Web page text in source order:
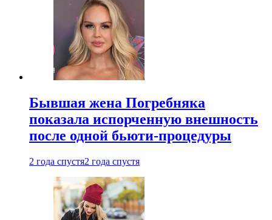
Бывшая жена Погребняка
показала испорченную внешность
после одной бьюти-процедуры
2 года спустя2 года спустя